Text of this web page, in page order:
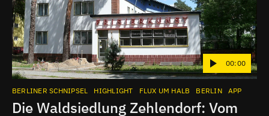
00:00
BERLINER SCHNIPSEL HIGHLIGHT FLUX UM HALB BERLIN APP
Die Waldsiedlung Zehlendorf: Vom